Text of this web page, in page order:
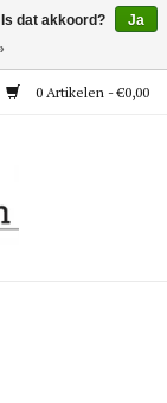
0 Artikelen - €0,00
dat akkoord?
Ja